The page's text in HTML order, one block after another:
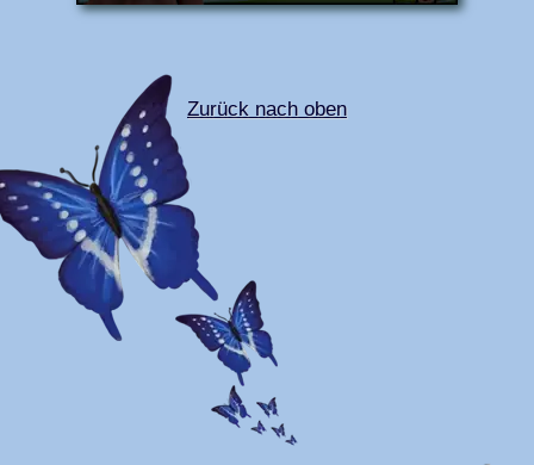
Zurück nach oben